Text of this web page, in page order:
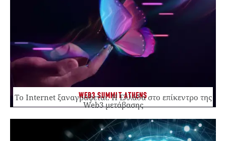
WEB3 SUMMIT ATHENS
Το Internet ξαναγράφεται. Η Ελλάδα στο επίκεντρο της
Web3 μετάβασης